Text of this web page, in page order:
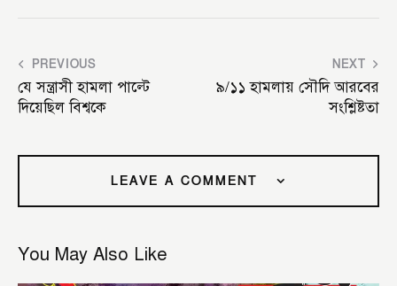
PREVIOUS
যে সন্ত্রাসী হামলা পাল্টে
দিয়েছিল বিশ্বকে
NEXT
৯/১১ হামলায় সৌদি আরবের
সংশ্লিষ্টতা
LEAVE A COMMENT
You May Also Like